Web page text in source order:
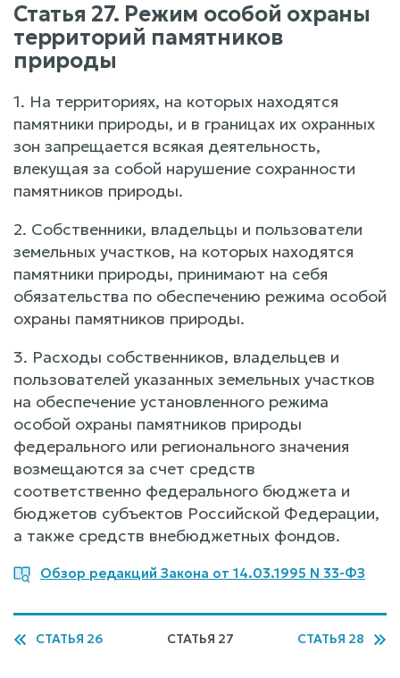
Статья 27. Режим особой охраны
территорий памятников
природы
1. На территориях, на которых находятся
памятники природы, и в границах их охранных
зон запрещается всякая деятельность,
влекущая за собой нарушение сохранности
памятников природы.
2. Собственники, владельцы и пользователи
земельных участков, на которых находятся
памятники природы, принимают на себя
обязательства по обеспечению режима особой
охраны памятников природы.
3. Расходы собственников, владельцев и
пользователей указанных земельных участков
на обеспечение установленного режима
особой охраны памятников природы
федерального или регионального значения
возмещаются за счет средств
соответственно федерального бюджета и
бюджетов субъектов Российской Федерации,
а также средств внебюджетных фондов.
Обзор редакций Закона от 14.03.1995 N 33-ФЗ
СТАТЬЯ 26 СТАТЬЯ 27 СТАТЬЯ 28